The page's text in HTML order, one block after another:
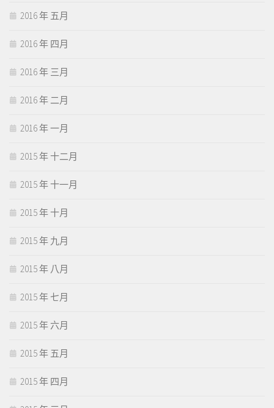
2016 年 五月
2016 年 四月
2016 年 三月
2016 年 二月
2016 年 一月
2015 年 十二月
2015 年 十一月
2015 年 十月
2015 年 九月
2015 年 八月
2015 年 七月
2015 年 六月
2015 年 五月
2015 年 四月